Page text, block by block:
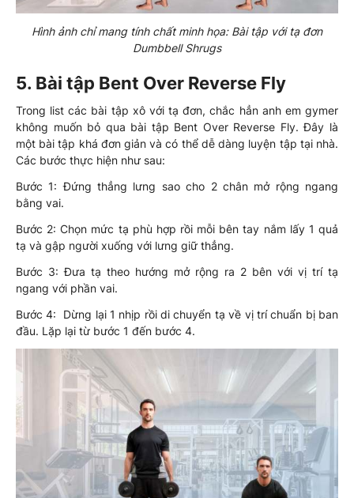
Hình ảnh chỉ mang tính chất minh họa: Bài tập với tạ đơn
Dumbbell Shrugs
5. Bài tập Bent Over Reverse Fly
Trong list các bài tập xô với tạ đơn, chắc hẳn anh em gymer
không muốn bỏ qua bài tập Bent Over Reverse Fly. Đây là
một bài tập khá đơn giản và có thể dễ dàng luyện tập tại nhà.
Các bước thực hiện như sau:
Bước 1: Đứng thẳng lưng sao cho 2 chân mở rộng ngang
bằng vai.
Bước 2: Chọn mức tạ phù hợp rồi mỗi bên tay nắm lấy 1 quả
tạ và gập người xuống với lưng giữ thẳng.
Bước 3: Đưa tạ theo hướng mở rộng ra 2 bên với vị trí tạ
ngang với phần vai.
Bước 4: Dừng lại 1 nhịp rồi di chuyển tạ về vị trí chuẩn bị ban
đầu. Lặp lại từ bước 1 đến bước 4.